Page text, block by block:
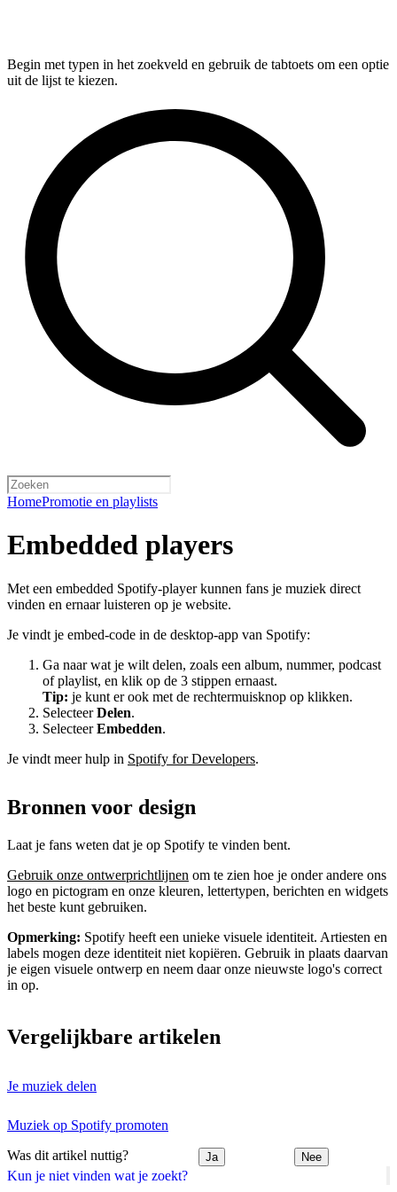
Begin met typen in het zoekveld en gebruik de tabtoets om een optie
uit de lijst te kiezen.
HomePromotie en playlists
Kun je niet vinden wat je zoekt?
Embedded players
Met een embedded Spotify-player kunnen fans je muziek direct
vinden en ernaar luisteren op je website.
Je vindt je embed-code in de desktop-app van Spotify:
Ga naar wat je wilt delen, zoals een album, nummer, podcast
of playlist, en klik op de 3 stippen ernaast.
Tip: je kunt er ook met de rechtermuisknop op klikken.
SelecteerDelen.
SelecteerEmbedden.
Je vindt meer hulp in Spotify for Developers.
Bronnen voor design
Laat je fans weten dat je op Spotify te vinden bent.
Gebruik onze ontwerprichtlijnen om te zien hoe je onder andere ons
logo en pictogram en onze kleuren, lettertypen, berichten en widgets
het beste kunt gebruiken.
Opmerking: Spotify heeft een unieke visuele identiteit. Artiesten en
labels mogen deze identiteit niet kopiëren. Gebruik in plaats daarvan
je eigen visuele ontwerp en neem daar onze nieuwste logo's correct
in op.
Vergelijkbare artikelen
Je muziek delen
Muziek op Spotify promoten
Was dit artikel nuttig? Ja Nee